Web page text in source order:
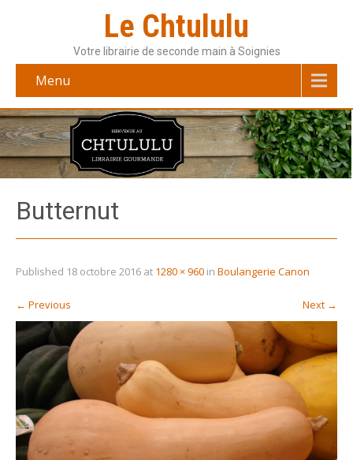
Le Chtululu
Votre librairie de seconde main à Soignies
Menu
Butternut
Published 18 octobre 2016 at 1280 × 960 in Boulangerie Canon
← Previous Next →